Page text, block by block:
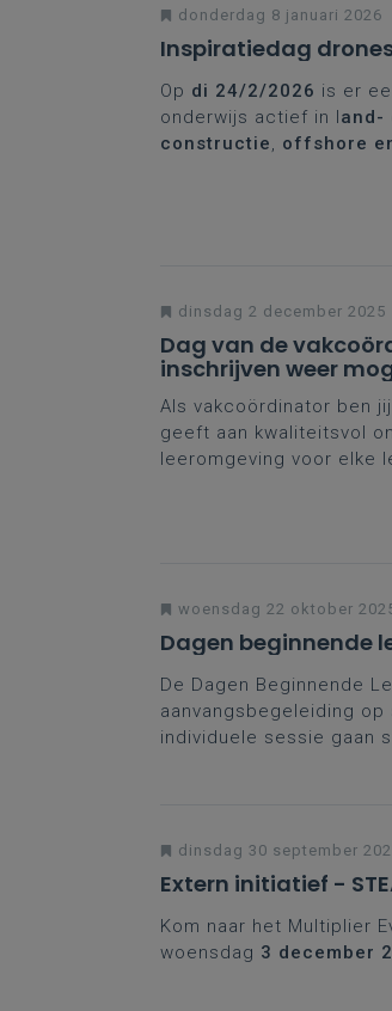
donderdag 8 januari 2026
Inspiratiedag
Op di 24/2/2026 is er
onderwijs actief in land-
constructie
offshore
dinsdag 2 december 2025
Dag van de
inschrijven weer
Als vakcoördinator ben
geeft aan kwaliteitsvol
leeromgeving voor elke
woensdag 22 oktober
Dagen beginnende
De Dagen Beginnende
aanvangsbegeleiding
individuele sessie gaan
dinsdag 30 september
Extern initiatief -
Kom naar het Multiplier
woensdag 3 december